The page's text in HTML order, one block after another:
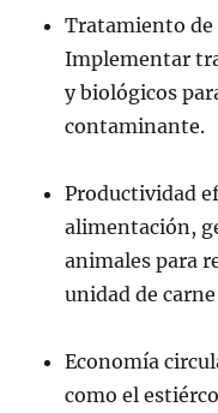
Tratamiento
Implementar
y biológicos
contaminante.
Productividad
alimentación,
animales para
unidad de
Economía
como el